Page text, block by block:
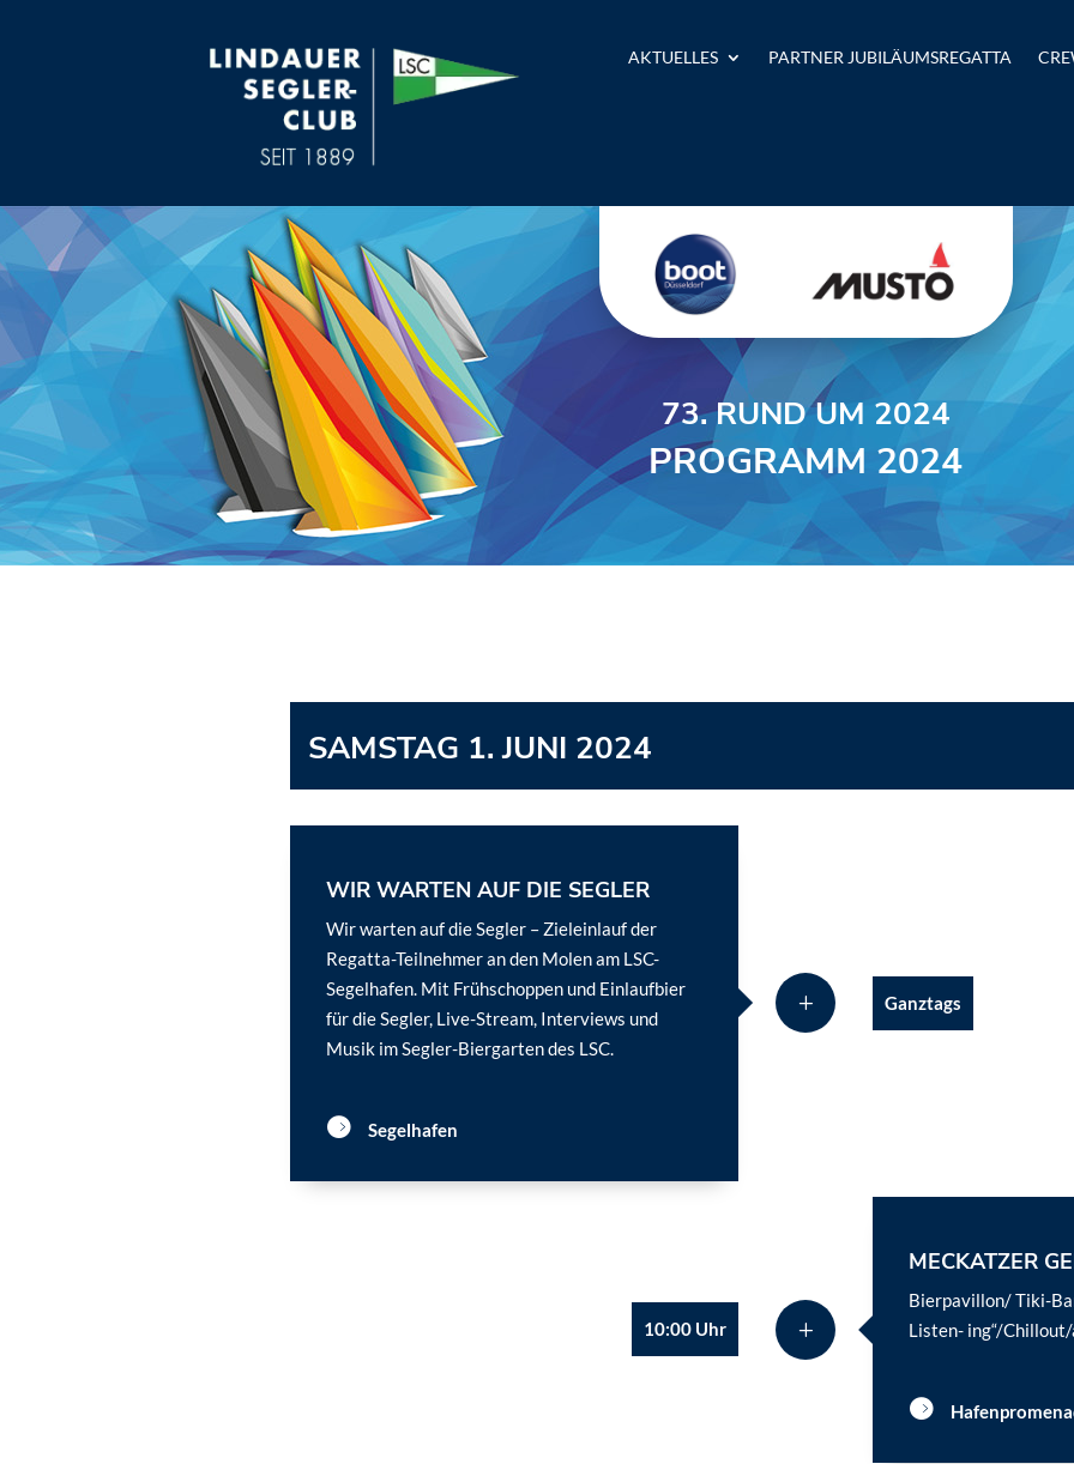
AKTUELLES PARTNER JUBILÄUMSREGATTA
73. RUND UM 2024
PROGRAMM 2024
SAMSTAG 1. JUNI 2024
Ganztags
WIR WARTEN AUF DIE SEGLER
Wir warten auf die Segler – Zieleinlauf der
Regatta-Teilnehmer an den Molen am LSC-
Segelhafen. Mit Frühschoppen und Einlaufbier
für die Segler, Live-Stream, Interviews und
Musik im Segler-Biergarten des LSC.
Segelhafen
10:00 Uhr
MECKATZER
Bierpavillon/ Tiki-
Listen- ing“/